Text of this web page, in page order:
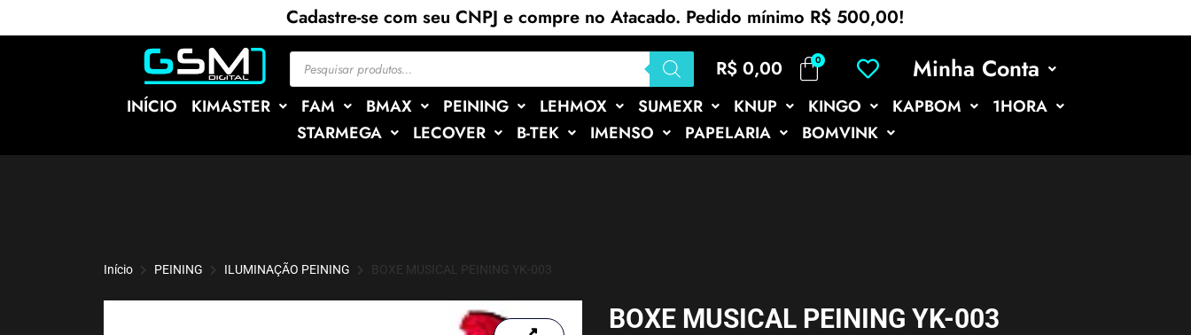
Cadastre-se com seu CNPJ e compre no Atacado. Pedido mínimo R$ 500,00!
R$ 0,00 Minha Conta
INÍCIO KIMASTER FAM BMAX PEINING LEHMOX SUMEXR KNUP KINGO KAPBOM
1HORA
STARMEGA
LECOVER B-TEK IMENSO PAPELARIA BOMVINK
Início PEINING ILUMINAÇÃO PEINING BOXE MUSICAL PEINING YK-003
BOXE MUSICAL PEINING YK-003